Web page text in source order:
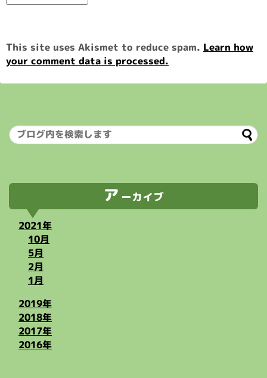
This site uses Akismet to reduce spam. Learn how
your comment data is processed.
ア ーカイブ
2021年
10月
5月
2月
1月
2019年
2018年
2017年
2016年